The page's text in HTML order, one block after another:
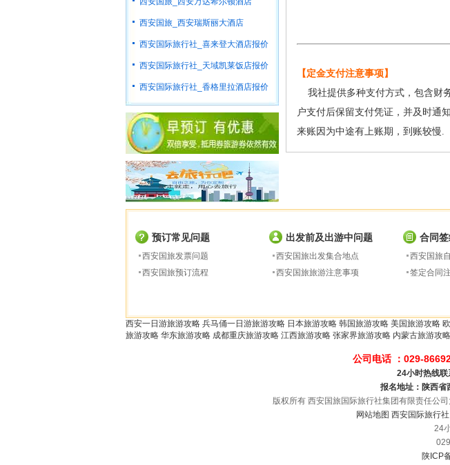
西安国旅_西安瑞斯丽大酒店
西安国际旅行社_喜来登大酒店报价
西安国际旅行社_天域凯莱饭店报价
西安国际旅行社_香格里拉酒店报价
【定金支付注意事项】
我社提供多种支付方式，包含财
户支付后保留支付凭证，并及时通
来账因为中途有上账期，到账较慢.
预订常见问题
西安国旅发票问题
西安国旅预订流程
出发前及出游中问题
西安国旅出发集合地点
西安国旅旅游注意事项
合同
西安国旅
签定合同
西安一日游旅游攻略 兵马俑一日游旅游攻略 日本旅游攻略 韩国旅游攻略 美国旅游攻略
旅游攻略 华东旅游攻略 成都重庆旅游攻略 江西旅游攻略 张家界旅游攻略 内蒙古旅游攻略
公司电话 ：029-
24小时热线
报名地址：陕西省
版权所有 西安国旅国际旅行社集团有限责任公
网站地图 西安国际旅行社
24
陕ICP